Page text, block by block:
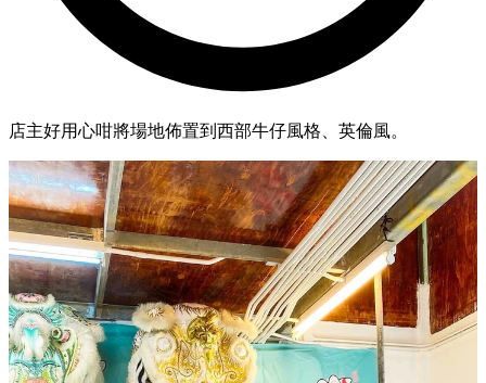
店主好用心咁將場地佈置到西部牛仔風格、英倫風。